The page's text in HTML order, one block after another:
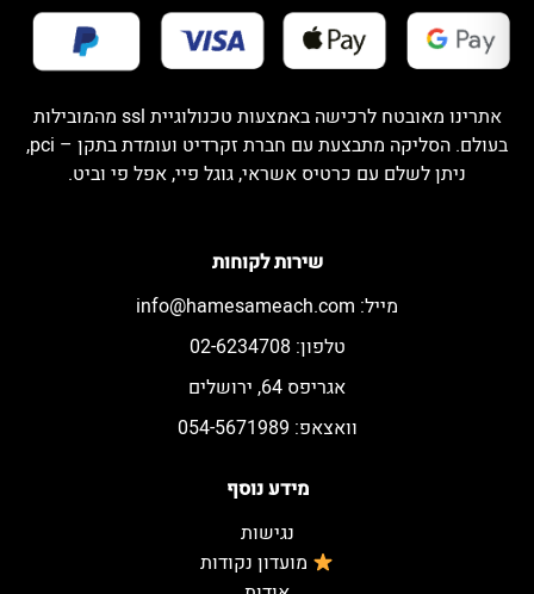
מידע נוסף
נגישות
מועדון נקודות
שירות לקוחות
מייל: info@hamesameach.com
טלפון: 02-6234708
אגריפס 64, ירושלים
וואצאפ: 054-5671989
אתרינו מאובטח לרכישה באמצעות טכנולוגיית ssl מהמובילות
בעולם. הסליקה מתבצעת עם חברת זקרדיט ועומדת בתקן – pci,
ניתן לשלם עם כרטיס אשראי, גוגל פיי, אפל פי וביט.